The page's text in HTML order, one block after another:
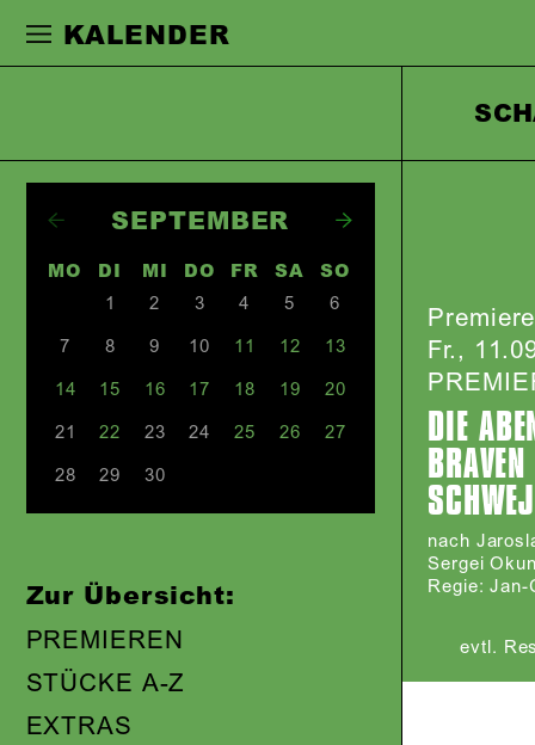
Zur Hauptnavigation springen
KALENDER
SEPTEMBER
MO DI MI DO FR SA
SO
1
2 3 4 5
6
7
8 9 10 11 12
13
14
15 16 17 18 19
20
21
22 23 24 25 26
27
28
29 30
Zur Übersicht:
PREMIEREN
STÜCKE A-Z
EXTRAS
Premiere
Fr.,
DIE
nach
Sergei
Regie: Jan-
evtl.